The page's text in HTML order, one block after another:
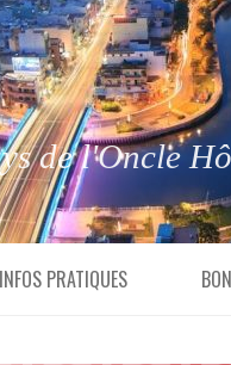
de l'Oncle
INFOS PRATIQUES